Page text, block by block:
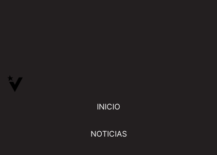
INICIO
NOTICIAS